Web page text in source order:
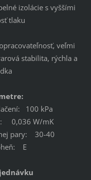
izolácie s vyššími
tlaku
veľmi
stabilita, rýchla a
100 kPa
0,036 W/mK
pary: 30-40
E